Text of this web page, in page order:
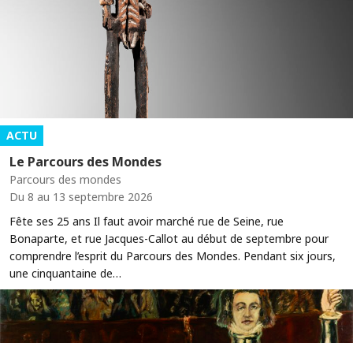
ACTU
Le Parcours des Mondes
Parcours des mondes
Du 8 au 13 septembre 2026
Fête ses 25 ans Il faut avoir marché rue de Seine, rue
Bonaparte, et rue Jacques-Callot au début de septembre pour
comprendre l’esprit du Parcours des Mondes. Pendant six jours,
une cinquantaine de…